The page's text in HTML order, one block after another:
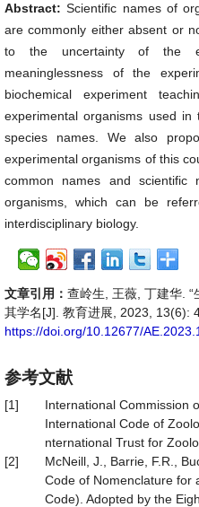
Abstract:Scientific names of
are commonly either absent or
to the uncertainty of the
meaninglessness of the
biochemical experiment
experimental organisms used
species names. We also
experimental organisms of this
common names and scientific
organisms, which can be
interdisciplinary biology.
文章引用： 查岭生, 王薇, 丁建华. “
其学名[J]. 教育进展, 2023, 13(6):
https://doi.org/10.12677/
参考文献
[1]
International Commission
International Code of
nternational Trust for
[2]
McNeill, J., Barrie, F.R.,
Code of Nomenclature for
Code). Adopted by the